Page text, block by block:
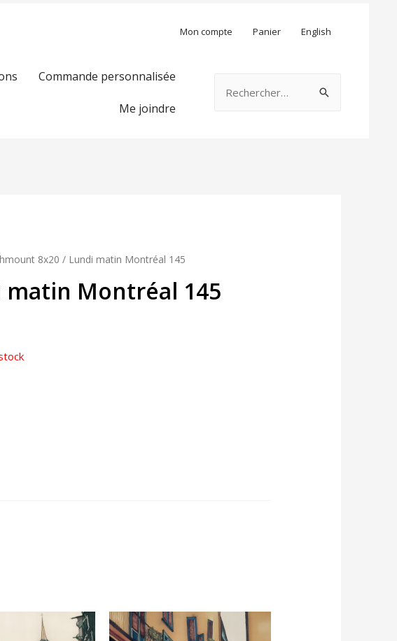
Mon compte Panier English
Commande personnalisée
Me joindre
8x20 / Lundi matin Montréal 145
matin Montréal 145